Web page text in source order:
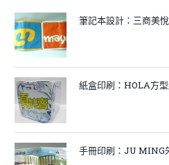
筆記本設計：三商美
紙盒印刷：HOLA方
手冊印刷：JU MING